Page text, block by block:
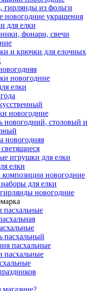
из фольги
новогодние украшения
для елки
фонари, свечи
и крючки для елочных
новогодние
елки
новогодние
новогодний, столовый и
новогодняя
игрушки для елки
елки
новогодние
для елки
новогодние
пасхальные
пасхальный
пасхальные
пасхальные